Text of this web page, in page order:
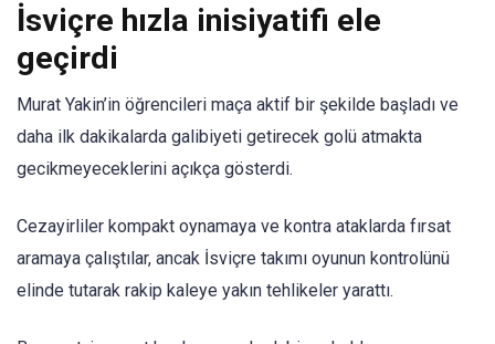
İsviçre hızla inisiyatifi ele
geçirdi
Murat Yakin’in öğrencileri maça aktif bir şekilde başladı ve
daha ilk dakikalarda galibiyeti getirecek golü atmakta
gecikmeyeceklerini açıkça gösterdi.
Cezayirliler kompakt oynamaya ve kontra ataklarda fırsat
aramaya çalıştılar, ancak İsviçre takımı oyunun kontrolünü
elinde tutarak rakip kaleye yakın tehlikeler yarattı.